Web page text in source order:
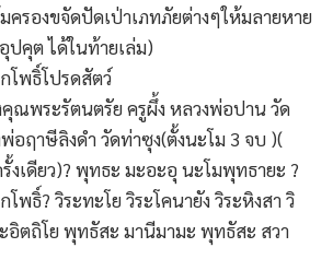
ครองขจัดปัดเป่าเภทภัยต่างๆให้มลายหาย
คุต ได้ในท้ายเล่ม)
โพธิ์โปรดสัตว์
ณพระรัตนตรัย ครูผึ้ง หลวงพ่อปาน วัด
อฤาษีลิงดำ วัดท่าซุง(ตั้งนะโม 3 จบ )(
งเดียว)? พุทธะ มะอะอุ นะโมพุทธายะ ?
พธิ์? วิระทะโย วิระโคนายัง วิระหิงสา วิ
อิตถิโย พุทธัสะ มานีมามะ พุทธัสะ สวา